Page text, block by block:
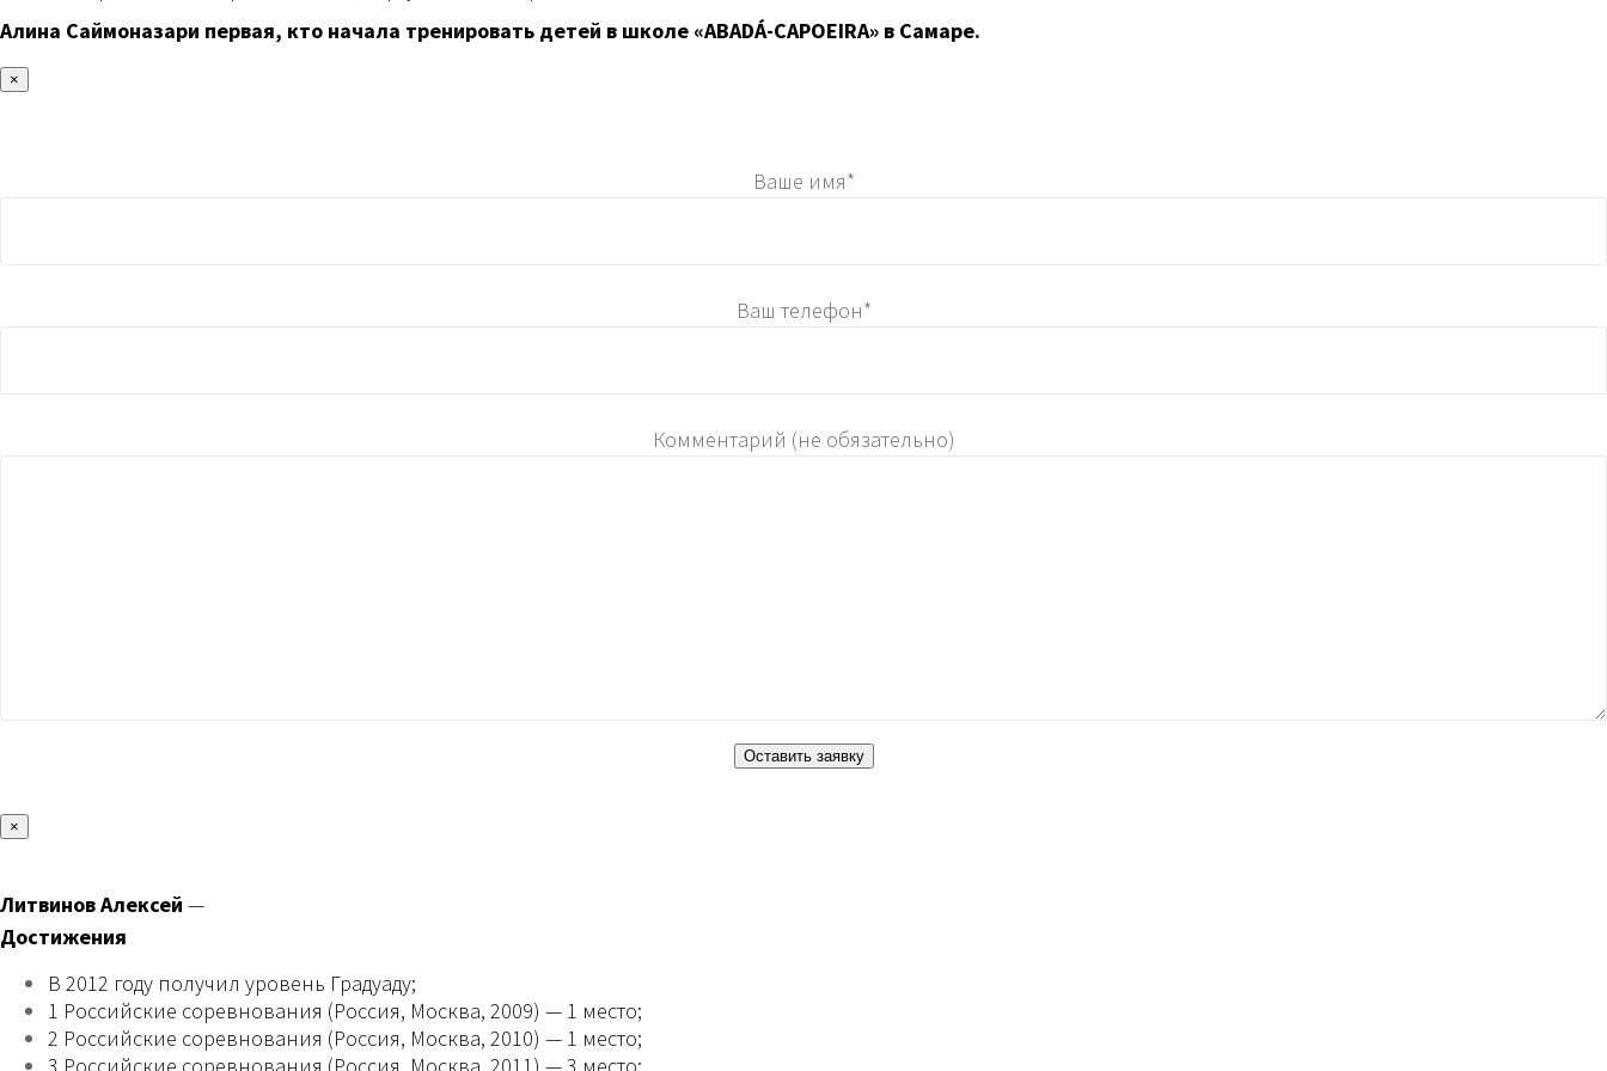
Алина Саймоназари первая, кто начала тренировать детей в школе «ABADÁ-CAPOEIRA» в Самаре.
×
Ваше имя*
Ваш телефон*
Комментарий (не обязательно)
×
Литвинов Алексей —
Достижения
В 2012 году получил уровень Градуаду;
1 Российские соревнования (Россия, Москва, 2009) — 1 место;
2 Российские соревнования (Россия, Москва, 2010) — 1 место;
3 Российские соревнования (Россия, Москва, 2011) — 3 место;